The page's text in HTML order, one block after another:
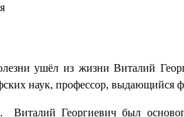
ушёл из жизни Виталий
наук, профессор, выдающийся
Виталий Георгиевич был